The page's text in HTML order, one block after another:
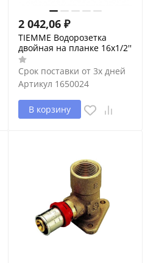
2 042,06 ₽
TIEMME Водорозетка
двойная на планке 16х1/2''
Срок поставки от 3х дней
Артикул 1650024
В корзину